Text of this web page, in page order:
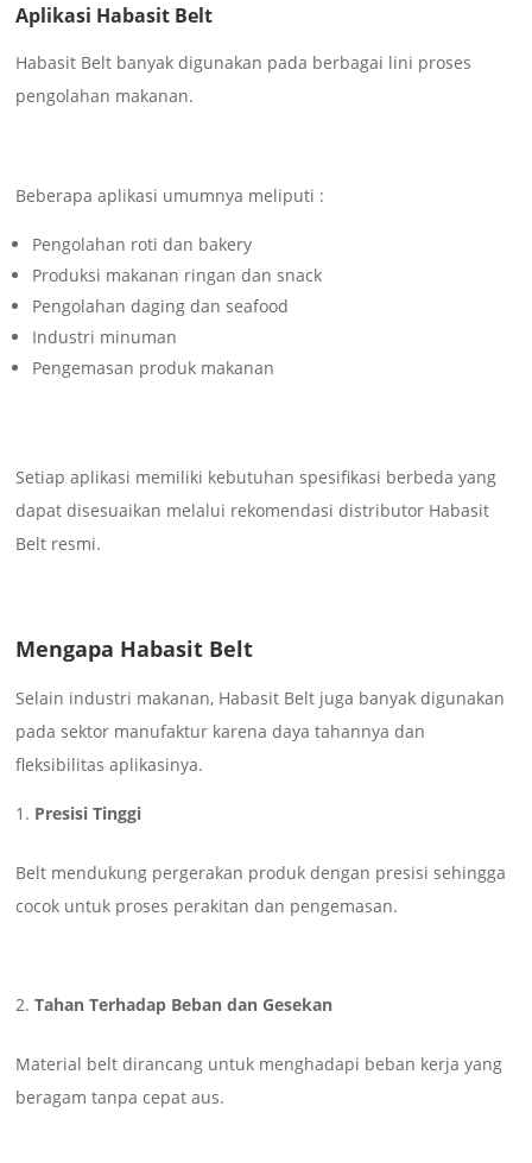
Aplikasi Habasit Belt
Habasit Belt banyak digunakan pada berbagai lini proses
pengolahan makanan.
Beberapa aplikasi umumnya meliputi :
Pengolahan roti dan bakery
Produksi makanan ringan dan snack
Pengolahan daging dan seafood
Industri minuman
Pengemasan produk makanan
Setiap aplikasi memiliki kebutuhan spesifikasi berbeda yang
dapat disesuaikan melalui rekomendasi distributor Habasit
Belt resmi.
Mengapa Habasit Belt
Selain industri makanan, Habasit Belt juga banyak digunakan
pada sektor manufaktur karena daya tahannya dan
fleksibilitas aplikasinya.
Presisi Tinggi
Belt mendukung pergerakan produk dengan presisi sehingga
cocok untuk proses perakitan dan pengemasan.
Tahan Terhadap Beban dan Gesekan
Material belt dirancang untuk menghadapi beban kerja yang
beragam tanpa cepat aus.